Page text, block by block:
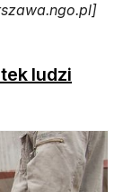
ludzi